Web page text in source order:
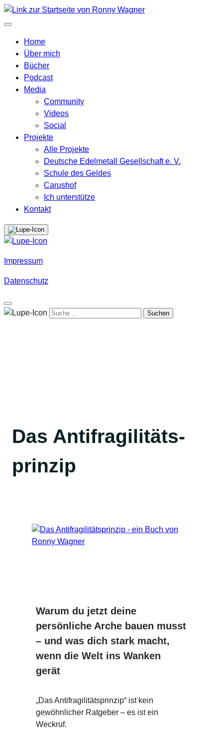
Home
Über mich
Bücher
Podcast
Media
Community
Videos
Social
Projekte
Alle Projekte
Deutsche Edelmetall Gesellschaft e. V.
Schule des Geldes
Carushof
Ich unterstütze
Kontakt
Impressum
Datenschutz
Suchen
Das Antifragilitäts­
prinzip
Warum du jetzt deine
persönliche Arche bauen musst
– und was dich stark macht,
wenn die Welt ins Wanken
gerät
„Das Antifragilitätsprinzip“ ist kein
gewöhnlicher Ratgeber – es ist ein
Weckruf.